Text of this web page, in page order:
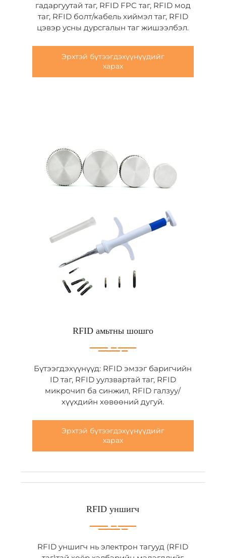
гадаргуутай таг, RFID FPC таг, RFID мод
таг, RFID болт/кабель хиймэл таг, RFID
цэвэр усны дурсгалын таг жишээлбэл.
Эрхтэй бүтээгдэхүүнүүдийг
харах
RFID амьтны шошго
Бүтээгдэхүүнүүд: RFID эмзэг баригчийн
ID таг, RFID уулзвартай таг, RFID
микрочип ба синжил, RFID галзуу/
хүүхдийн хөвөөний дугуй.
Эрхтэй бүтээгдэхүүнүүдийг
харах
RFID уншигч
RFID уншигч нь электрон тагууд (RFID